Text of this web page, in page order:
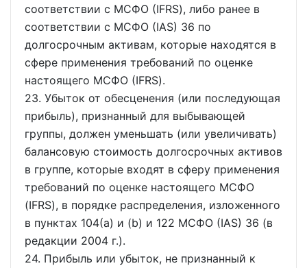
соответствии с МСФО (IFRS), либо ранее в
соответствии с МСФО (IAS) 36 по
долгосрочным активам, которые находятся в
сфере применения требований по оценке
настоящего МСФО (IFRS).
23. Убыток от обесценения (или последующая
прибыль), признанный для выбывающей
группы, должен уменьшать (или увеличивать)
балансовую стоимость долгосрочных активов
в группе, которые входят в сферу применения
требований по оценке настоящего МСФО
(IFRS), в порядке распределения, изложенного
в пунктах 104(a) и (b) и 122 МСФО (IAS) 36 (в
редакции 2004 г.).
24. Прибыль или убыток, не признанный к